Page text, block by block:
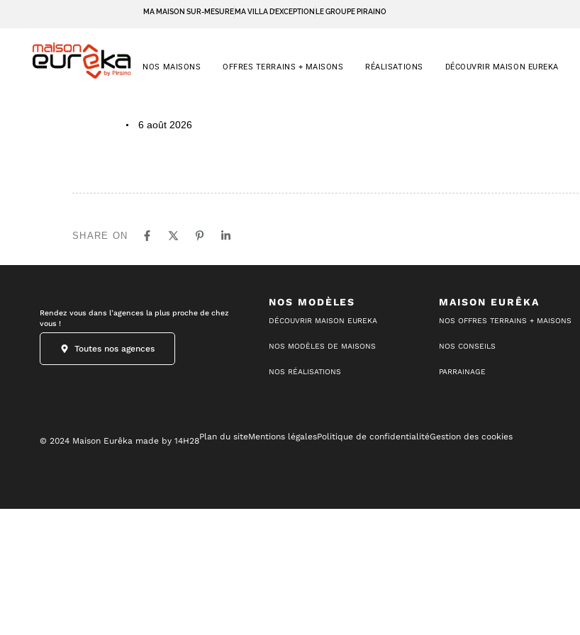
MA MAISON SUR-MESURE MA VILLA D’EXCEPTION LE GROUPE PIRAINO
NOS MAISONS OFFRES TERRAINS + MAISONS RÉALISATIONS DÉCOUVRIR MAISON EUREKA
6 août 2026
SHARE ON
Rendez vous dans l’agences la plus proche de chez
vous !
Toutes nos agences
NOS MODÈLES
DÉCOUVRIR MAISON EUREKA
NOS MODÈLES DE MAISONS
NOS RÉALISATIONS
MAISON EURÊKA
NOS OFFRES TERRAINS + MAISONS
NOS CONSEILS
PARRAINAGE
© 2024 Maison Eurêka made by 14H28Plan du siteMentions légalesPolitique de confidentialitéGestion des cookies